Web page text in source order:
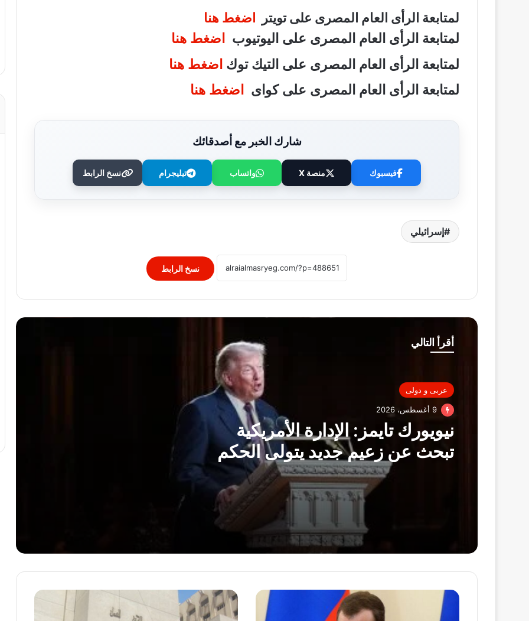
لمتابعة الرأى العام المصرى على تويتر اضغط هنا
لمتابعة الرأى العام المصرى على اليوتيوب
اضغط هنا
لمتابعة الرأى العام المصرى على التيك توك اضغط هنا
لمتابعة الرأى العام المصرى على كواى
اضغط هنا
شارك الخبر مع أصدقائك
فيسبوك منصة X واتساب تيليجرام نسخ الرابط
إسرائيلي
نسخ الرابط
أقرأ التالي
عربى و دولى
9 أغسطس، 2026
نيويورك تايمز: الإدارة الأمريكية
تبحث عن زعيم جديد يتولى الحكم
فى هافانا مع استمرار الضغط على
الحكومة الحالية وسط مخاوف من
ظهور بديل متشدد.. وحفيد راؤول
كاسترو ضمن المرشحين
نيويورك تايمز: الإدارة الأمريكية تبحث عن
داخل المؤسسات والمجتمع وتمويل عابر
للحدود يثير المخاوف..
تحقيقا فى تهديدات جماعة انفصالية
الصحف العالمية: صدام ترامب وهيجسيث
بسبب الذخائر.. وقلق بالكونجرس من
لغز اختفاء مجتبى خامنئي يحير الولايات
جنة همام.. طفولة ينهكها المرض وأم تنتظر
بصيص أمل للعلاج خارج غزة
ميدفيديف
يهاجم
حبس
متهم